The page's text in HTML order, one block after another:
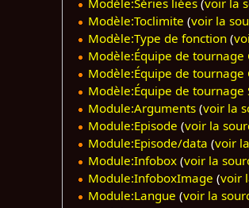
Modèle:Séries liées (voir la
Modèle:Toclimite (voir la
Modèle:Type de fonction (
Modèle:Équipe de
Modèle:Équipe de tournage
Modèle:Équipe de tournage
Module:Arguments (voir la
Module:Episode (voir la
Module:Episode/data (voir
Module:Infobox (voir la
Module:InfoboxImage (voir
Module:Langue (voir la